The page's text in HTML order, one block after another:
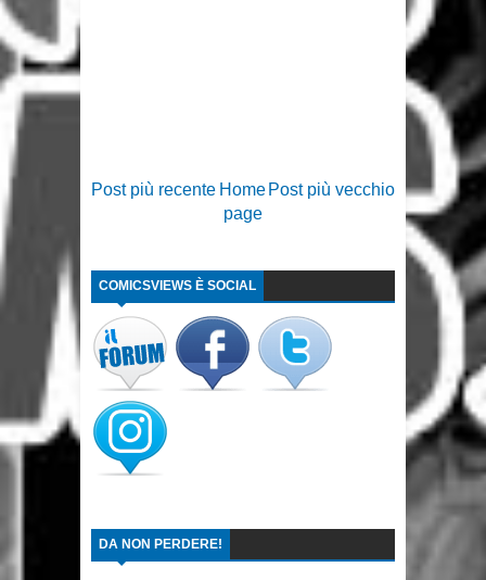
Post più recente Post più vecchio
Home
page
COMICSVIEWS È SOCIAL
DA NON PERDERE!